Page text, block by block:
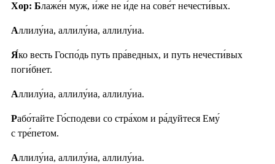
Хор: Блаже́н муж, и́же не и́де на сове́т нечести́вых.
Аллилу́иа, аллилу́иа, аллилу́иа.
Я́ко весть Госпо́дь путь пра́ведных, и путь нечести́вых
поги́бнет.
Аллилу́иа, аллилу́иа, аллилу́иа.
Рабо́тайте Го́сподеви со стра́хом и ра́дуйтеся Ему́
с тре́петом.
Аллилу́иа, аллилу́иа, аллилу́иа.